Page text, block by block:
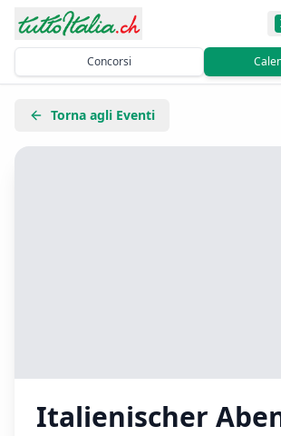
Concorsi
Torna agli Eventi
Italienischer